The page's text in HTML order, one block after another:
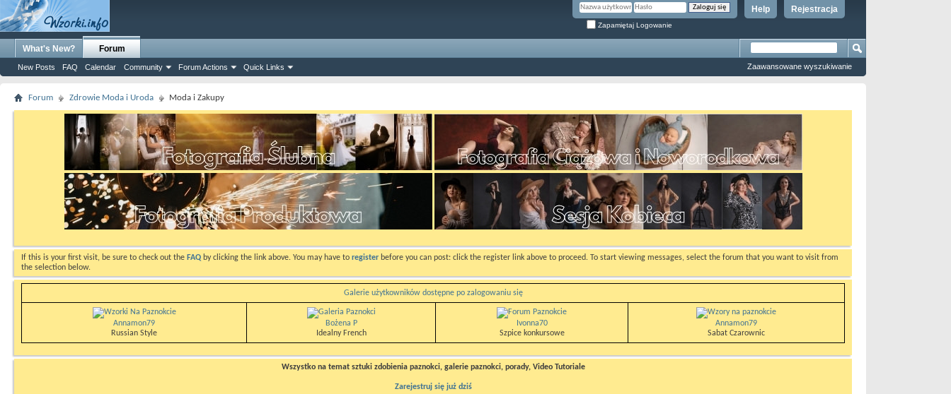
Rejestracja
Help
Zapamiętaj Logowanie
What's New? Forum
New Posts FAQ Calendar Community Forum Actions Quick Links Zaawansowane wyszukiwanie
Forum Zdrowie Moda i Uroda Moda i Zakupy
If this is your first visit, be sure to check out the FAQ by clicking the link above. You may have to register before you can post: click the register link above to proceed. To start viewing messages, select the forum that you want to visit from
the selection below.
Galerie użytkowników dostępne po zalogowaniu się
Annamon79
Russian Style
Bożena P
Idealny French
Ivonna70
Szpice konkursowe
Annamon79
Sabat Czarownic
Wszystko na temat sztuki zdobienia paznokci, galerie paznokci, porady, Video Tutoriale
Zarejestruj się już dziś